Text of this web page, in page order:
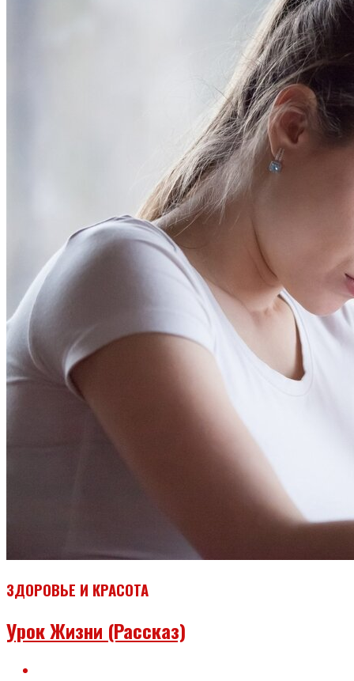
ЗДОРОВЬЕ И КРАСОТА
Урок Жизни (рассказ)